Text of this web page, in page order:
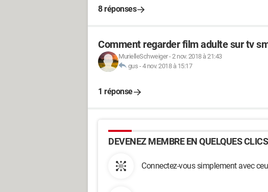
8 réponses
Comment regarder film adulte sur tv
MurielleSchweiger-2 nov. 2018 à 21:43
gus -4 nov. 2018 à 15:17
1 réponse
DEVENEZ MEMBRE EN QUELQUES CLICS
Connectez-vous simplement avec